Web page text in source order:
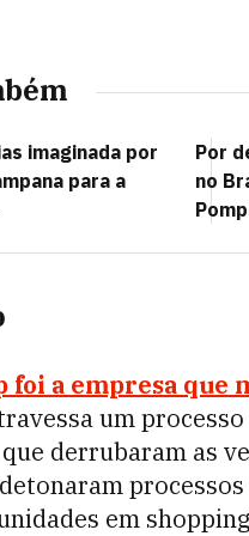
imaginada por
para a
Por
no
foi a empresa que
um
derrubaram as
em